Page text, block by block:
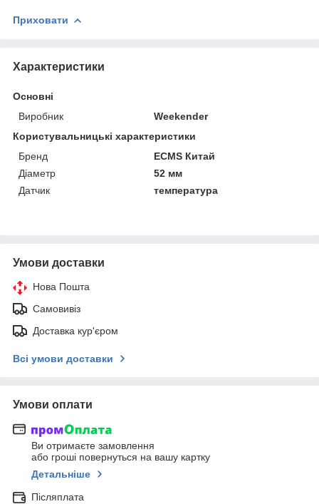
Приховати
Характеристики
Основні
Виробник
Weekender
Користувальницькі характеристики
Бренд
ECMS Китай
Діаметр
52 мм
Датчик
температура
Умови доставки
Нова Пошта
Самовивіз
Доставка кур'єром
Всі умови доставки
Умови оплати
Ви отримаєте замовлення
або гроші повернуться на вашу картку
Детальніше
Післяплата